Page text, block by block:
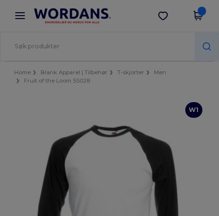
× Wordans-app
Bedre priser i appen!
Last ned app
Home Blank Apparel | Tilbehør T-skjorter
Men
Fruit of the Loom SS028
W1